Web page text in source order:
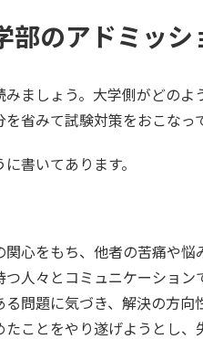
のアドミッシ
ましょう。大学側がどの
省みて試験対策をおこなっ
書いてあります。
心をもち、他者の苦痛や
人々とコミュニケーション
問題に気づき、解決の方
ことをやり遂げようとし